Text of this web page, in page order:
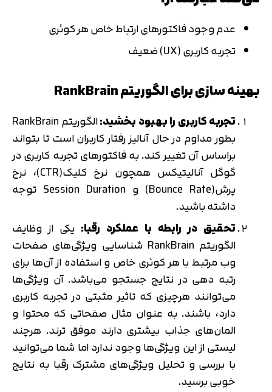
عدم وجود فاکتورهای ارتباط خاص هر کوئری
تجربه کاربری (UX) ضعیف
بهینه سازی برای الگوریتمRankBrain
تجربه کاربری را بهبود بخشید:
الگوریتم RankBrain
بطور مداوم در حال آنالیز رفتار کاربران است تا بتواند
براساس آن تغییر کند. به فاکتورهای تجربه کاربری در
گوگل آنالیتیکس همچون نرخ کلیک(CTR)، نرخ
پرش(Bounce Rate) و Session Duration توجه
داشته باشید.
تحقیق در رابطه با عملکرد رقبا: یکی از وظایف
الگوریتم RankBrain شناسایی ویژگی‌های صفحات
وب مرتبط با هر کوئری خاص و استفاده از آن‌ها برای
رتبه دهی در نتایج جستجو می‌باشد. آن ویژگی‌ها
می‌توانند هرچیزی که تاثیر مثبتی در تجربه کاربری
دارد، باشند. به عنوان مثال صفحاتی که محتوا و
المان‌های جذاب بیشتری دارند موفق ترند. هرچند
لیستی از این ویژگی‌ها وجود ندارد اما شما می‌توانید
با بررسی و تحلیل ویژگی‌های مشترک رقبا به نتایج
خوبی برسید.